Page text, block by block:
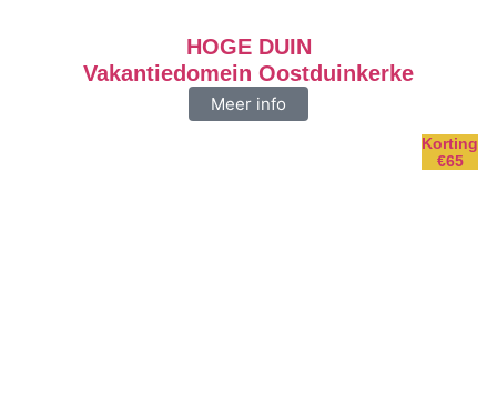
HOGE DUIN
Vakantiedomein Oostduinkerke
Meer info
Korting
€65